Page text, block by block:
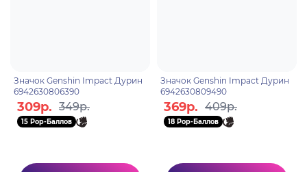
Значок Genshin Impact Дурин
6942630806390
309р. 349р.
15 Pop-Баллов
Значок Genshin Impact Дурин
6942630809490
369р. 409р.
18 Pop-Баллов